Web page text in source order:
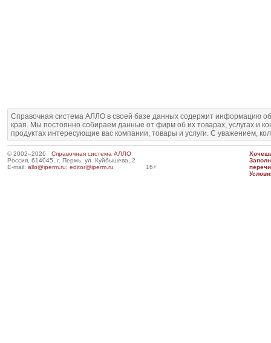
Справочная система АЛЛО в своей базе данных содержит информацию
края. Мы постоянно собираем данные от фирм об их товарах, услугах и
продуктах интересующие вас компании, товары и услуги. С уважением,
© 2002–2026 Справочная система АЛЛО
Россия, 614045, г. Пермь, ул. Куйбышева, 2
E-mail: allo@iperm.ru; editor@iperm.ru 16+